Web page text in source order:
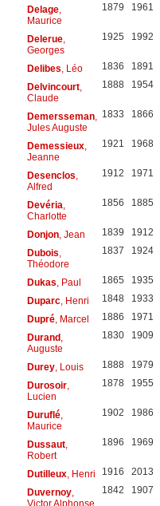
Delage,
Maurice
1879 1961
Delerue,
Georges
1925 1992
Delibes , Léo 1836 1891
Delvincourt,
Claude
1888 1954
Demersseman,
Jules Auguste
1833 1866
Demessieux,
Jeanne
1921 1968
Desenclos
Alfred
1912 1971
Devéria
Charlotte
1856 1885
Donjon, Jean 1839 1912
Dubois
Théodore
1837 1924
Dukas , Paul 1865 1935
Duparc, Henri 1848 1933
Dupré, Marcel 1886 1971
Durand,
Auguste
1830 1909
Durey, Louis 1888 1979
Durosoir,
Lucien
1878 1955
Duruflé,
Maurice
1902 1986
Dussaut,
Robert
1896 1969
Dutilleux, Henri 1916 2013
Duvernoy,
Victor Alphonse
1842 1907